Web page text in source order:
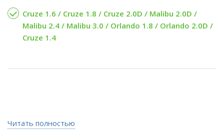
Cruze 1.6 / Cruze 1.8 / Cruze 2.0D / Malibu 2.0D /
Malibu 2.4 / Malibu 3.0 / Orlando 1.8 / Orlando 2.0D /
Cruze 1.4
Читать полностью